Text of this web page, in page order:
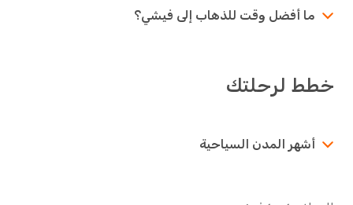
ما أفضل وقت للذهاب إلى فيشي؟
خطط لرحلتك
أشهر المدن السياحية